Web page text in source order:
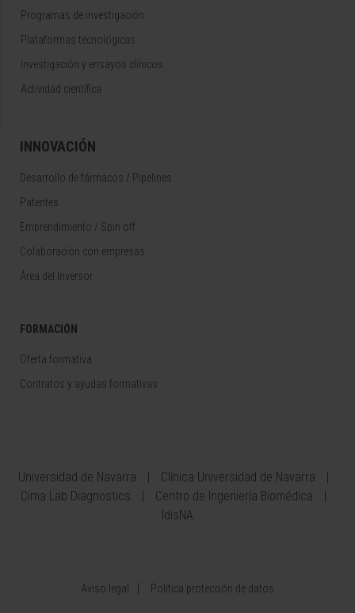
Programas de investigación
Plataformas tecnológicas
Investigación y ensayos clínicos
Actividad científica
INNOVACIÓN
Desarrollo de fármacos / Pipelines
Patentes
Emprendimiento / Spin off
Colaboración con empresas
Área del Inversor
FORMACIÓN
Oferta formativa
Contratos y ayudas formativas
Universidad de Navarra
Clínica Universidad de Navarra
Cima Lab Diagnostics
Centro de Ingeniería Biomédica
IdisNA
Aviso legal Política protección de datos